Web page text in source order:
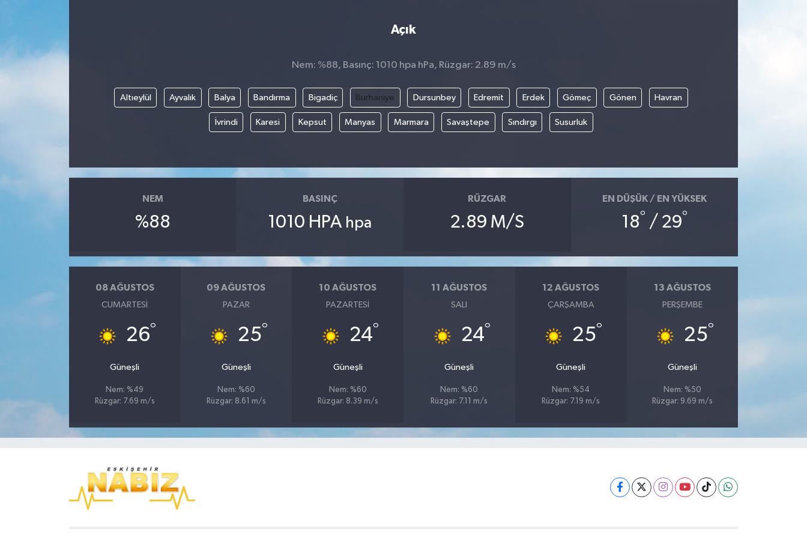
Açık
Nem: %88, Basınç: 1010 hpa hPa, Rüzgar: 2.89 m/s
Altıeylül Ayvalık Balya Bandırma Bigadiç Burhaniye Dursunbey Edremit Erdek Gömeç Gönen Havran
İvrindi Karesi Kepsut Manyas Marmara Savaştepe Sındırgı Susurluk
NEM
%88
BASINÇ
1010 HPA hpa
RÜZGAR
2.89 M/S
EN DÜŞÜK / EN YÜKSEK
18° / 29°
08 AĞUSTOS
CUMARTESI
26°
Güneşli
Nem: %49
Rüzgar: 7.69 m/s
09 AĞUSTOS
PAZAR
25°
Güneşli
Nem: %60
Rüzgar: 8.61 m/s
10 AĞUSTOS
PAZARTESI
24°
Güneşli
Nem: %60
Rüzgar: 8.39 m/s
11 AĞUSTOS
SALI
24°
Güneşli
Nem: %60
Rüzgar: 7.11 m/s
12 AĞUSTOS
ÇARŞAMBA
25°
Güneşli
Nem: %54
Rüzgar: 7.19 m/s
13 AĞUSTOS
PERŞEMBE
25°
Güneşli
Nem: %50
Rüzgar: 9.69 m/s
Kültür Sanat
Yurttan